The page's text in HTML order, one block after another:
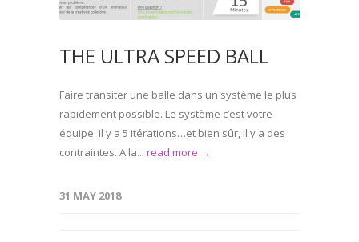
THE ULTRA SPEED BALL
Faire transiter une balle dans un système le plus
rapidement possible. Le système c’est votre
équipe. Il y a 5 itérations…et bien sûr, il y a des
contraintes. A la... read more →
31 MAY 2018